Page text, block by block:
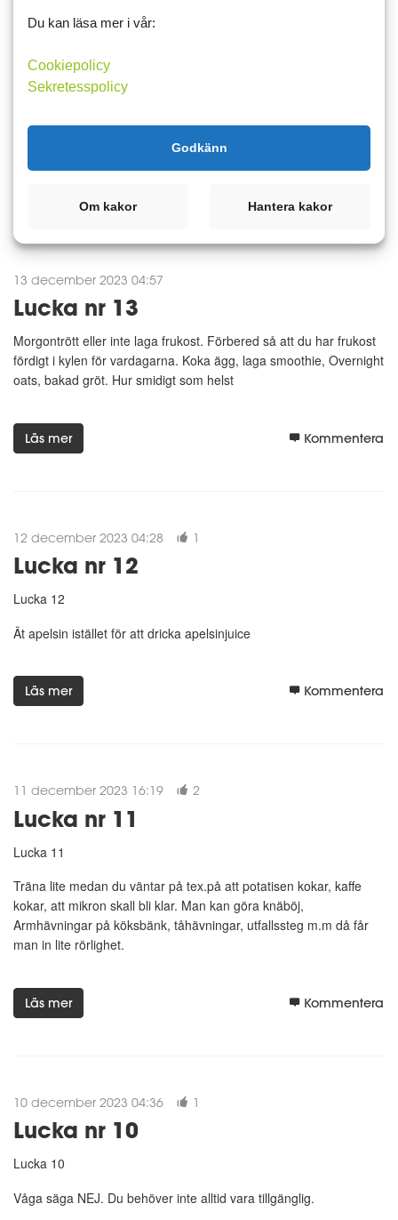
14 december 2023 16:11
Lucka nr 14
Lucka 14
Välj fullkorn istället för "vanligt" mer mättande
13 december 2023 04:57
Lucka nr 13
Morgontrött eller inte laga frukost. Förbered så att du har frukost
fördigt i kylen för vardagarna. Koka ägg, laga smoothie, Overnight
oats, bakad gröt. Hur smidigt som helst
Läs mer Kommentera
12 december 2023 04:28 1
Lucka nr 12
Lucka 12
Ät apelsin istället för att dricka apelsinjuice
Läs mer Kommentera
11 december 2023 16:19 2
Lucka nr 11
Lucka 11
Träna lite medan du väntar på tex.på att potatisen kokar, kaffe
kokar, att mikron skall bli klar. Man kan göra knäböj,
Armhävningar på köksbänk, tåhävningar, utfallssteg m.m då får
man in lite rörlighet.
Läs mer Kommentera
10 december 2023 04:36 1
Lucka nr 10
Lucka 10
Våga säga NEJ. Du behöver inte alltid vara tillgänglig.
Du kan läsa mer i vår:
Cookiepolicy
Sekretesspolicy
Godkänn
Om kakor Hantera kakor